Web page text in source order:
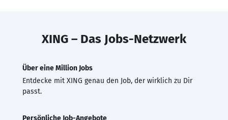
XING – Das Jobs-Netzwerk
Über eine Million Jobs
Entdecke mit XING genau den Job, der wirklich zu Dir
passt.
Persönliche Job-Angebote